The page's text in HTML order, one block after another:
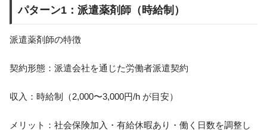
パターン1：派遣薬剤師（時給制）
派遣薬剤師の特徴
契約形態：派遣会社を通じた労働者派遣契約
収入：時給制（2,000〜3,000円/h が目安）
メリット：社会保険加入・有給休暇あり・働く日数を調整し